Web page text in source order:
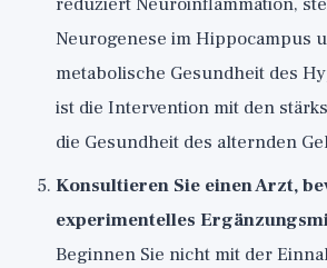
Neurogenese im Hippocampus
metabolische Gesundheit des
ist die Intervention mit den
die Gesundheit des alternden
Konsultieren Sie einen Arzt,
experimentelles
Beginnen Sie nicht mit der